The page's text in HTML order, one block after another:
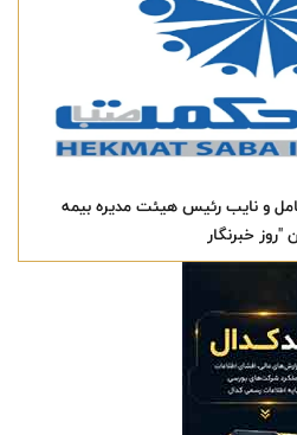
و نایب رئیس هیئت مدیره بیمه
خبرنگار